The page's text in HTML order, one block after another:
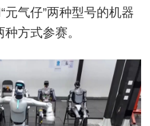
元气仔”两种型号的机器
方式参赛。